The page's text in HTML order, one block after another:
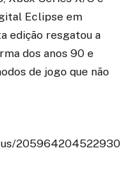
Eclipse em
edição resgatou a
dos anos 90 e
de jogo que não
205964204522930